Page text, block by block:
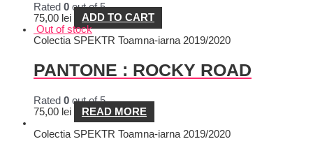
Rated 0 out of 5
75,00 lei
ADD TO CART
Out of stock
Colectia SPEKTR Toamna-iarna 2019/2020
PANTONE : ROCKY ROAD
Rated 0 out of 5
75,00 lei
READ MORE
Colectia SPEKTR Toamna-iarna 2019/2020